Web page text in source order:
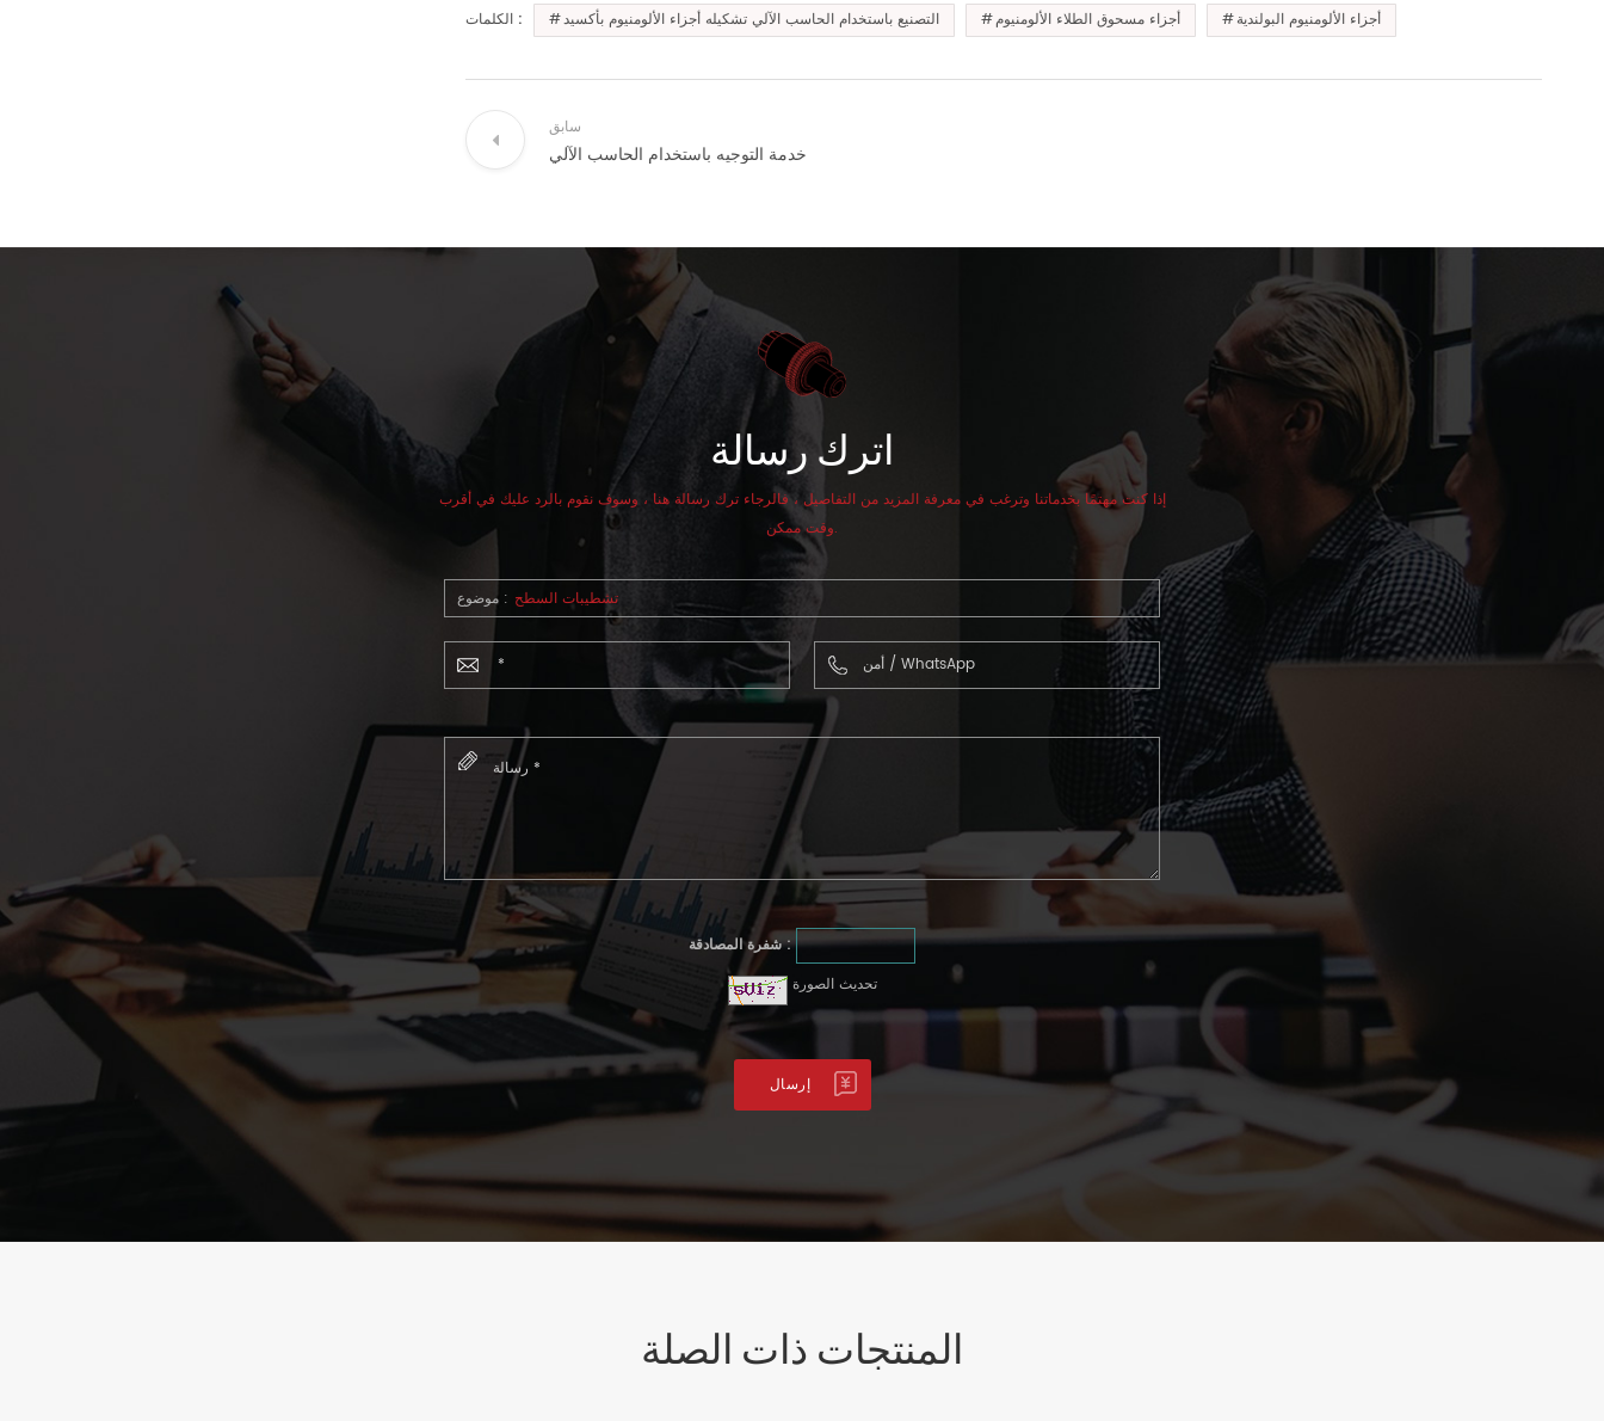
الكلمات : التصنيع باستخدام الحاسب الآلي تشكيله أجزاء الألومنيوم بأكسيد أجزاء مسحوق الطلاء الألومنيوم أجزاء الألومنيوم البولندية
سابق
خدمة التوجيه باستخدام الحاسب الآلي
اترك رسالة
إذا كنت مهتمًا بخدماتنا وترغب في معرفة المزيد من التفاصيل ، فالرجاء ترك رسالة هنا ، وسوف نقوم بالرد عليك في أقرب
وقت ممكن.
موضوع : تشطيبات السطح
شفرة المصادقة :
تحديث الصورة
المنتجات ذات الصلة